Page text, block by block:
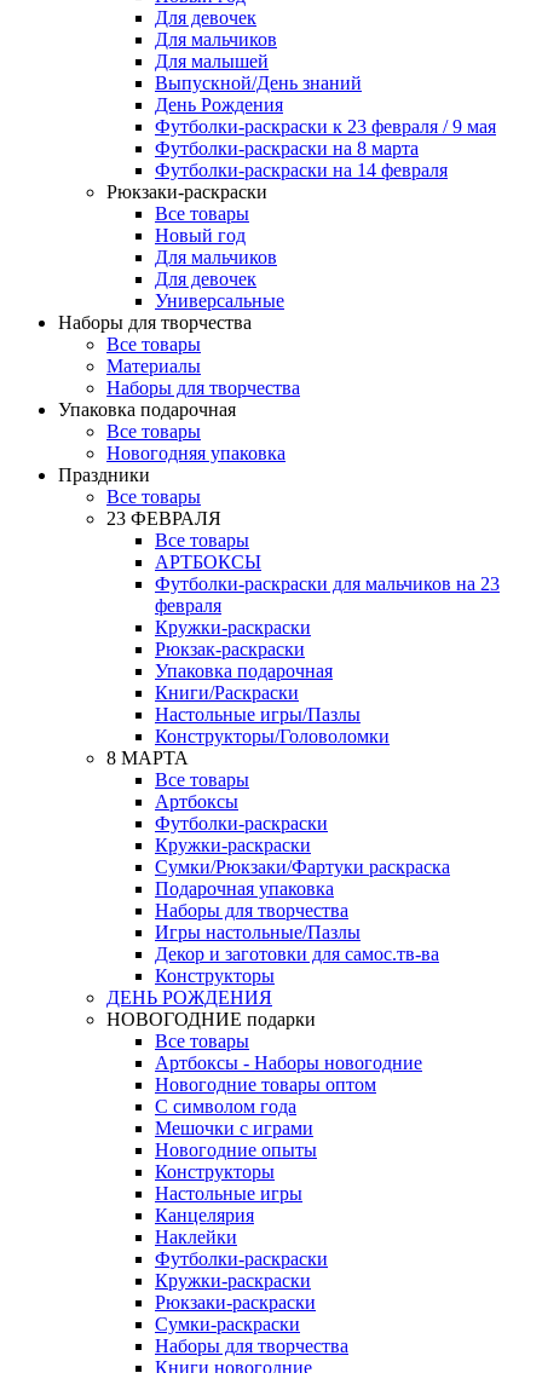
Для девочек
Для мальчиков
Для малышей
Выпускной/День знаний
День Рождения
Футболки-раскраски к 23 февраля / 9 мая
Футболки-раскраски на 8 марта
Футболки-раскраски на 14 февраля
Рюкзаки-раскраски
Все товары
Новый год
Для мальчиков
Для девочек
Универсальные
Наборы для творчества
Все товары
Материалы
Наборы для творчества
Упаковка подарочная
Все товары
Новогодняя упаковка
Праздники
Все товары
23 ФЕВРАЛЯ
Все товары
АРТБОКСЫ
Футболки-раскраски для мальчиков на 23
февраля
Кружки-раскраски
Рюкзак-раскраски
Упаковка подарочная
Книги/Раскраски
Настольные игры/Пазлы
Конструкторы/Головоломки
8 МАРТА
Все товары
Артбоксы
Футболки-раскраски
Кружки-раскраски
Сумки/Рюкзаки/Фартуки раскраска
Подарочная упаковка
Наборы для творчества
Игры настольные/Пазлы
Декор и заготовки для самос.тв-ва
Конструкторы
ДЕНЬ РОЖДЕНИЯ
НОВОГОДНИЕ подарки
Все товары
Артбоксы - Наборы новогодние
Новогодние товары оптом
С символом года
Мешочки с играми
Новогодние опыты
Конструкторы
Настольные игры
Канцелярия
Наклейки
Футболки-раскраски
Кружки-раскраски
Рюкзаки-раскраски
Сумки-раскраски
Наборы для творчества
Книги новогодние